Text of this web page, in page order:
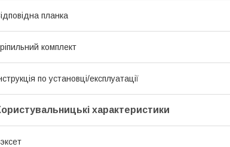
планка
комплект
по установці/експлуатації
характеристики